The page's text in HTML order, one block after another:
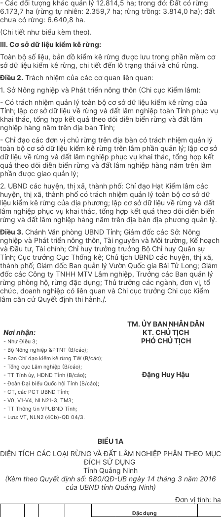
- Các đối tượng khác quản lý 12.814,5 ha; trong đó: Đất có rừng
6.173,7 ha (rừng tự nhiên: 2.359,7 ha; rừng trồng: 3.814,0 ha); đất
chưa có rừng: 6.640,8 ha.
(Chi tiết như biểu kèm theo).
III. Cơ sở dữ liệu kiểm kê rừng:
Toàn bộ số liệu, bản đồ kiểm kê rừng được lưu trong phần mềm cơ
sở dữ liệu kiểm kê rừng, chi tiết đến lô trạng thái và chủ rừng.
Điều 2. Trách nhiệm của các cơ quan liên quan:
1. Sở Nông nghiệp và Phát triển nông thôn (Chi cục Kiểm lâm):
- Có trách nhiệm quản lý toàn bộ cơ sở dữ liệu kiểm kê rừng của
Tỉnh; lập cơ sở dữ liệu về rừng và đất lâm nghiệp toàn Tỉnh phục vụ
khai thác, tổng hợp kết quả theo dõi diễn biến rừng và đất lâm
nghiệp hàng năm trên địa bàn Tỉnh;
- Chỉ đạo các đơn vị chủ rừng trên địa bàn có trách nhiệm quản lý
toàn bộ cơ sở dữ liệu kiểm kê rừng trên lâm phần quản lý; lập cơ sở
dữ liệu về rừng và đất lâm nghiệp phục vụ khai thác, tổng hợp kết
quả theo dõi diễn biến rừng và đất lâm nghiệp hàng năm trên lâm
phần được giao quản lý;
2. UBND các huyện, thị xã, thành phố: Chỉ đạo Hạt Kiểm lâm các
huyện, thị xã, thành phố có trách nhiệm quản lý toàn bộ cơ sở dữ
liệu kiểm kê rừng của địa phương; lập cơ sở dữ liệu về rừng và đất
lâm nghiệp phục vụ khai thác, tổng hợp kết quả theo dõi diễn biến
rừng và đất lâm nghiệp hàng năm trên địa bàn địa phương quản lý.
Điều 3. Chánh Văn phòng UBND Tỉnh; Giám đốc các Sở: Nông
nghiệp và Phát triển nông thôn, Tài nguyên và Môi trường, Kế hoạch
và Đầu tư, Tài chính; Chỉ huy trưởng trưởng Bộ Chỉ huy Quân sự
Tỉnh; Cục trưởng Cục Thống kê; Chủ tịch UBND các huyện, thị xã,
thành phố; Giám đốc Ban quản lý Vườn Quốc gia Bái Tử Long; Giám
đốc các Công ty TNHH MTV Lâm nghiệp, Trưởng các Ban quản lý
rừng phòng hộ, rừng đặc dụng; Thủ trưởng các ngành, đơn vị, tổ
chức, doanh nghiệp có liên quan và Chi cục trưởng Chi cục Kiểm
lâm căn cứ Quyết định thi hành./.
Nơi nhận:
- Như Điều 3;
- Bộ Nông nghiệp &PTNT (B/cáo);
- Ban Chỉ đạo kiểm kê rừng TW (B/cáo);
- Tổng cục Lâm nghiệp (B/cáo);
- TT Tỉnh ủy, HĐND Tỉnh (B/cáo);
- Đoàn Đại biểu Quốc hội Tỉnh (B/cáo);
- CT, các PCT UBND Tỉnh;
- V0, V1-V4, NLN21-3, TM3;
- TT Thông tin VPUBND Tỉnh;
- Lưu: VT, NLN2 (40b)-QĐ 04/3.
TM. ỦY BAN NHÂN DÂN
KT. CHỦ TỊCH
PHÓ CHỦ TỊCH
Đặng Huy Hậu
BIỂU 1A
DIỆN TÍCH CÁC LOẠI RỪNG VÀ ĐẤT LÂM NGHIỆP PHÂN THEO MỤC
ĐÍCH SỬ DỤNG
Tỉnh Quảng Ninh
(Kèm theo Quyết định số: 680/QĐ-UB ngày 14 tháng 3 năm 2016
của UBND tỉnh Quảng Ninh)
Đơn vị tính: ha
Đặc dụng